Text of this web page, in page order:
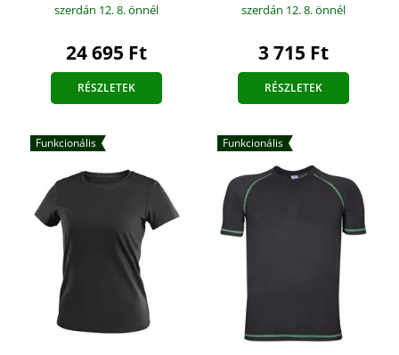
szerdán 12. 8.önnél
24 695 Ft
RÉSZLETEK
szerdán 12. 8.önnél
3 715 Ft
RÉSZLETEK
Funkcionális Funkcionális